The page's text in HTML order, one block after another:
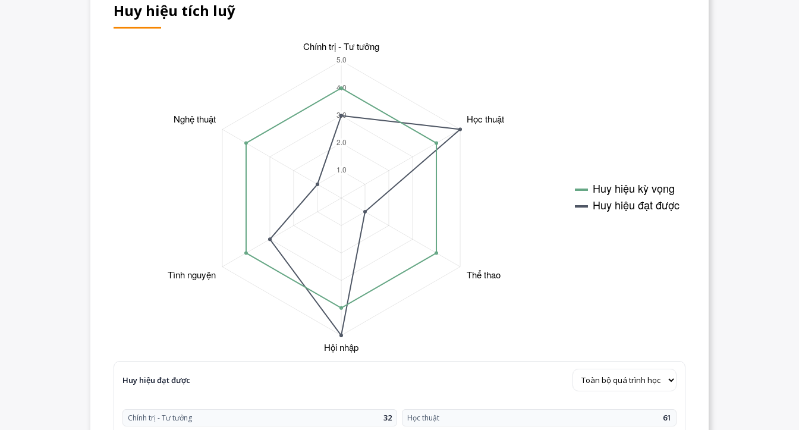
Huy hiệu tích luỹ
Huy hiệu đạt được
Chính trị - Tư tưởng 32 Học thuật 61